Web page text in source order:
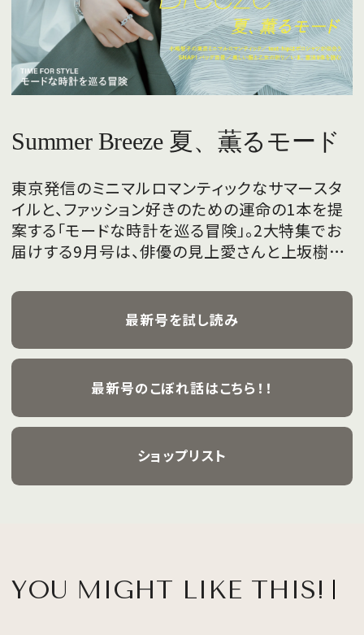
Summer Breeze 夏、薫るモード
東京発信のミニマルロマンティックなサマースタ
イルと、ファッション好きのための運命の1本を提
案する「モードな時計を巡る冒険」。2大特集でお
届けする9月号は、俳優の見上愛さんと上坂樹里
飾ります。
最新号を試し読み
最新号のこぼれ話はこちら！！
ショップリスト
YOU MIGHT LIKE THIS!